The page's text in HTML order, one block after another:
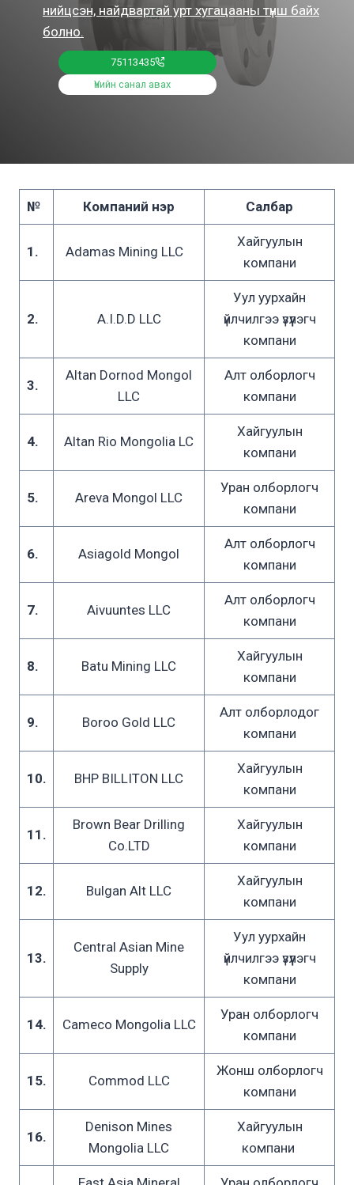
нийцсэн, найдвартай урт хугацааны түнш байх
болно.
75113435
Үнийн санал авах
№ Компаний нэр Салбар
1. Adamas Mining LLC
Хайгуулын
компани
2. A.I.D.D LLC
Уул уурхайн
үйлчилгээ үзүүлэгч
компани
3.
Altan Dornod Mongol
LLC
Алт олборлогч
компани
4. Altan Rio Mongolia LC
Хайгуулын
компани
5. Areva Mongol LLC
Уран олборлогч
компани
6. Asiagold Mongol
Алт олборлогч
компани
7. Aivuuntes LLC
Алт олборлогч
компани
8. Batu Mining LLC
Хайгуулын
компани
9. Boroo Gold LLC
Алт олборлодог
компани
10. BHP BILLITON LLC
Хайгуулын
компани
11.
Brown Bear Drilling
Co.LTD
Хайгуулын
компани
12. Bulgan Alt LLC
Хайгуулын
компани
13.
Central Asian Mine
Supply
Уул уурхайн
үйлчилгээ үзүүлэгч
компани
14. Cameco Mongolia LLC
Уран олборлогч
компани
15. Commod LLC
Жонш олборлогч
компани
16.
Denison Mines
Mongolia LLC
Хайгуулын
компани